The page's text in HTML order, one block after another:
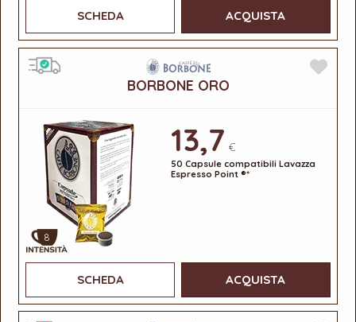
SCHEDA ACQUISTA
BORBONE ORO
8
13,7 €
50 Capsule compatibili Lavazza
Espresso Point ®*
SCHEDA ACQUISTA